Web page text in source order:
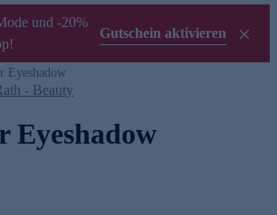
und -20%
Gutschein aktivieren
Eyeshadow
- Beauty
Eyeshadow